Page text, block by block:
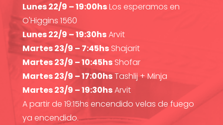
Lunes 22/9 – 19:00hsLos esperamos en
O'Higgins 1560
Lunes 22/9 – 19:30hsArvit
Martes 23/9 – 7:45hsShajarit
Martes 23/9 – 10:45hsShofar
Martes 23/9 – 17:00hsTashlij + Minja
Martes 23/9 – 19:30hsArvit
A partir de 19:15hs encendido velas de fuego
ya encendido.